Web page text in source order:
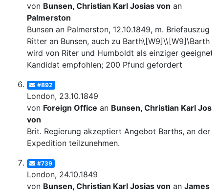
von Bunsen, Christian Karl Josias von an
Palmerston
Bunsen an Palmerston, 12.10.1849, m. Briefauszug
Ritter an Bunsen, auch zu Barth\[W9]\\[W9]\Barth
wird von Riter und Humboldt als einziger
Kandidat empfohlen; 200 Pfund gefordert
#892
London, 23.10.1849
von Foreign Office an Bunsen, Christian Karl
von
Brit. Regierung akzeptiert Angebot Barths, an der
Expedition teilzunehmen.
#739
London, 24.10.1849
von Bunsen, Christian Karl Josias von an James